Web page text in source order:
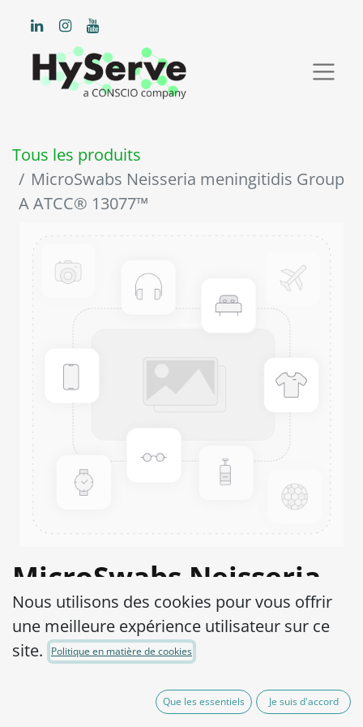
Tous les produits
MicroSwabs Neisseria meningitidis Group
A ATCC® 13077™
MicroSwabs Neisseria
meningitidis Group A
ATCC® 13077™
hors TVA
Nous utilisons des cookies pour vous offrir
une meilleure expérience utilisateur sur ce
site.
Politique en matière de cookies
Que les essentiels Je suis d'accord